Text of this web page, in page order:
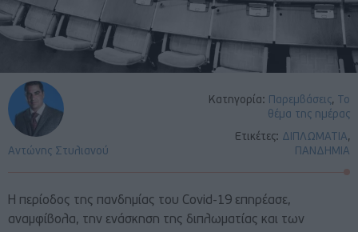
Κατηγορία: Παρεμβάσεις,
Το
θέμα της ημέρας
Ετικέτες: ΔΙΠΛΩΜΑΤΙΑ,
ΠΑΝΔΗΜΙΑ
Αντώνης Στυλιανού
Η περίοδος της πανδημίας του Covid-19 επηρέασε,
αναμφίβολα, την ενάσκηση της διπλωματίας και των